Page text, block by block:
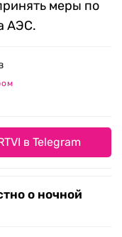
меры по
АЭС.
в Telegram
о ночной